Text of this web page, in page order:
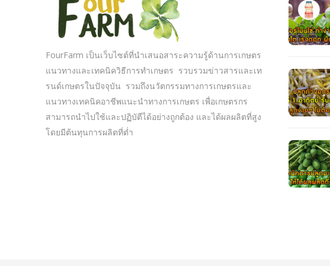
FourFarm เป็นเว็บไซต์ที่นำเสนอสาระความรู้ด้านการเกษตร
แนวทางและเทคนิควิธีการทำเกษตร รวบรวมข่าวสารและเท
รนด์เกษตรในปัจจุบัน รวมถึงนวัตกรรมทางการเกษตรและ
แนวทางเทคนิคอาชีพแนะนำทางการเกษตร เพื่อเกษตรกร
สามารถนำไปใช้และปฏิบัตืได้อย่างถูกต้อง และได้ผลผลิตที่สูง
โดยมีต้นทุนการผลิตที่ต่ำ